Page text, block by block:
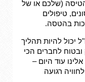
הטיסה (שלכם או של
טיפולים
בהטסה.
יכול להיות תהליך
לחברים הכי
עוד היום –
רגועה